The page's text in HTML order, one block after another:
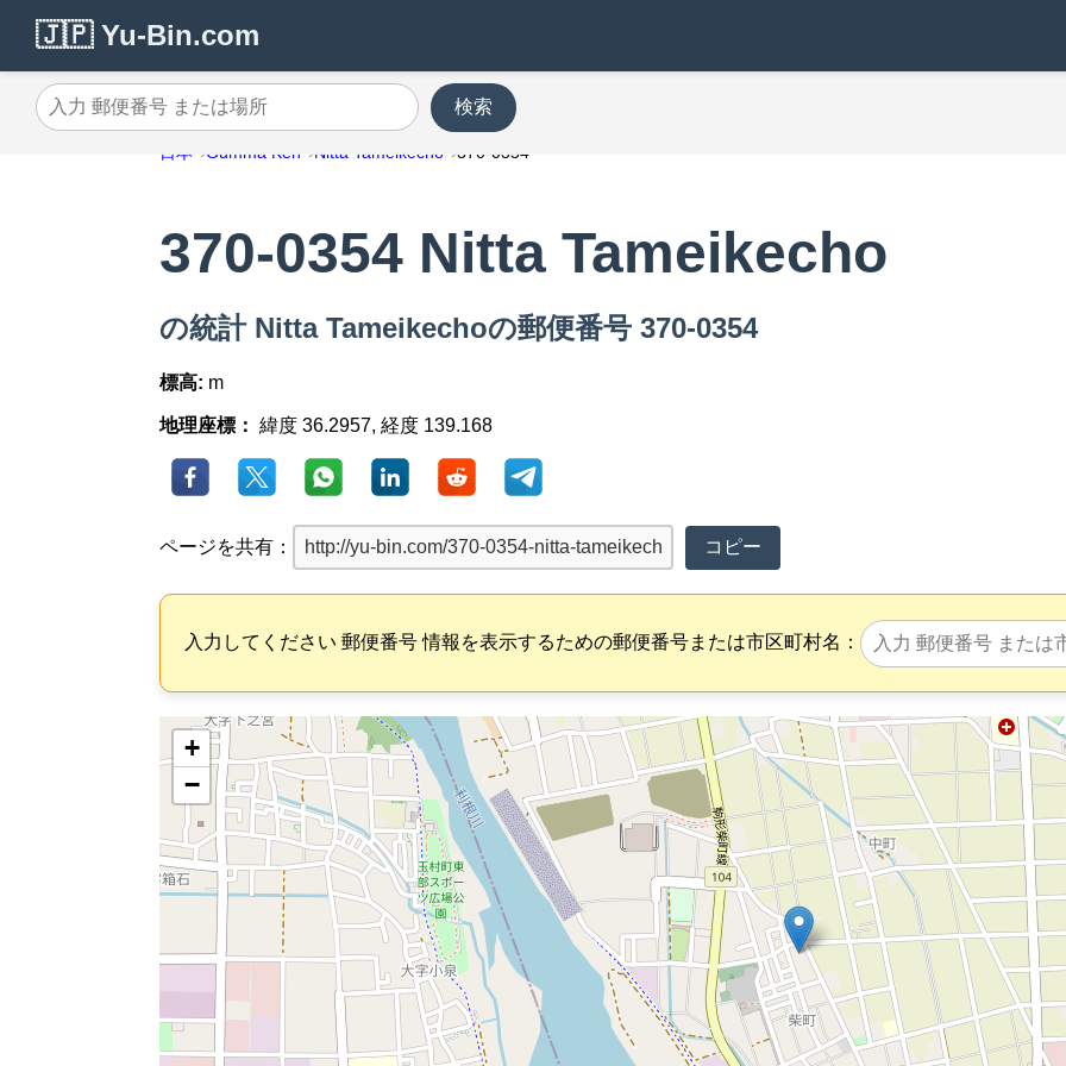
🇯🇵 Yu-Bin.com
入力 郵便番号 または場所
検索
日本 Gumma Ken Nitta Tameikecho 370-0354
370-0354 Nitta Tameikecho
の統計 Nitta Tameikechoの郵便番号 370-0354
標高: m
地理座標： 緯度 36.2957, 経度 139.168
ページを共有： コピー
入力してください 郵便番号 情報を表示するための郵便番号または市区町村名：
+
−